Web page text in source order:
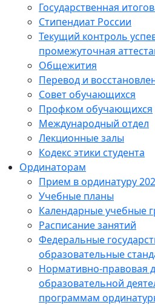
Государственная
Стипендиат России
Текущий контроль
промежуточная
Общежития
Перевод и
Совет обучающихся
Профком обучающихся
Международный отдел
Лекционные залы
Кодекс этики студента
Ординаторам
Прием в ординатуру
Учебные планы
Календарные учебные
Расписание занятий
Федеральные
образовательные
Нормативно-правовая
образовательной
программам